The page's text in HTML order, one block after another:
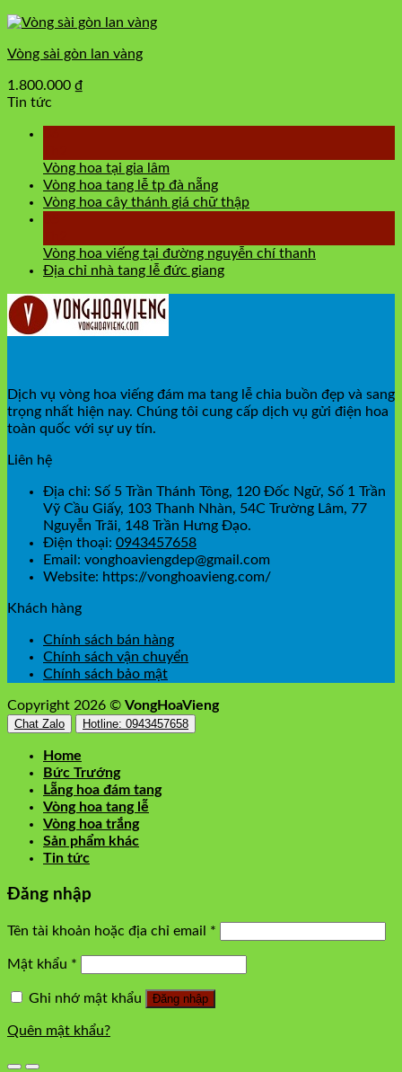
Vòng sài gòn lan vàng
1.800.000 ₫
Tin tức
Vòng hoa tại gia lâm
Vòng hoa tang lễ tp đà nẵng
Vòng hoa cây thánh giá chữ thập
Vòng hoa viếng tại đường nguyễn chí thanh
Địa chỉ nhà tang lễ đức giang
Dịch vụ vòng hoa viếng đám ma tang lễ chia buồn đẹp và sang
trọng nhất hiện nay. Chúng tôi cung cấp dịch vụ gửi điện hoa
toàn quốc với sự uy tín.
Liên hệ
Địa chỉ: Số 5 Trần Thánh Tông, 120 Đốc Ngữ, Số 1 Trần
Vỹ Cầu Giấy, 103 Thanh Nhàn, 54C Trường Lâm, 77
Nguyễn Trãi, 148 Trần Hưng Đạo.
Điện thoại: 0943457658
Email: vonghoaviengdep@gmail.com
Website: https://vonghoavieng.com/
Khách hàng
Chính sách bán hàng
Chính sách vận chuyển
Chính sách bảo mật
Copyright 2026 © VongHoaVieng
Chat Zalo Hotline: 0943457658
Home
Bức Trướng
Lẵng hoa đám tang
Vòng hoa tang lễ
Vòng hoa trắng
Sản phẩm khác
Tin tức
Đăng nhập
Tên tài khoản hoặc địa chỉ email *
Mật khẩu *
Ghi nhớ mật khẩu Đăng nhập
Quên mật khẩu?